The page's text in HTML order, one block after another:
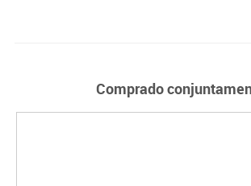
Comprado